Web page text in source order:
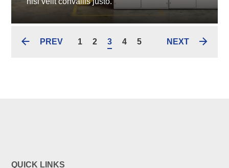
nisi velit convallis justo.
PREV 1 2 3 4 5 NEXT
QUICK LINKS